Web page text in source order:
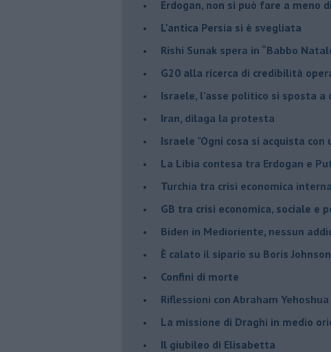
Erdogan, non si può fare a meno
L'antica Persia si è svegliata
Rishi Sunak spera in “Babbo
G20 alla ricerca di credibilità
Israele, l'asse politico si sposta a
Iran, dilaga la protesta
Israele "Ogni cosa si acquista con
La Libia contesa tra Erdogan e
Turchia tra crisi economica
GB tra crisi economica, sociale e
Biden in Medioriente, nessun
È calato il sipario su Boris Johnson
Confini di morte
Riflessioni con Abraham Yehoshua
La missione di Draghi in medio
Il giubileo di Elisabetta